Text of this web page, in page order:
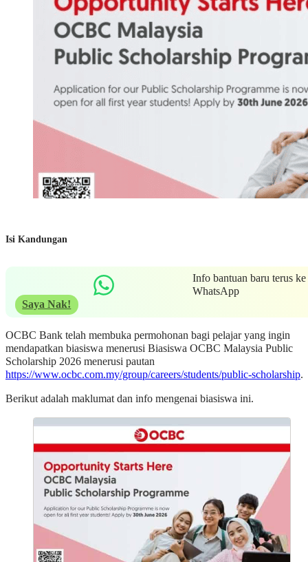
Isi Kandungan
Info bantuan baru terus ke
WhatsApp
Saya Nak!
OCBC Bank telah membuka permohonan bagi pelajar yang ingin
mendapatkan biasiswa menerusi Biasiswa OCBC Malaysia Public
Scholarship 2026 menerusi pautan
https://www.ocbc.com.my/group/careers/students/public-scholarship.
Berikut adalah maklumat dan info mengenai biasiswa ini.